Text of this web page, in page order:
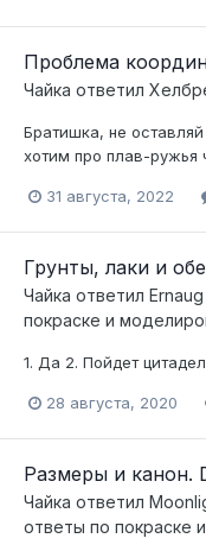
Проблема
Чайка ответил
Братишка, не
хотим про плав-ружья
31 августа, 2022
Грунты, лаки и
Чайка ответил Ernaug
покраске и
1. Да 2. Пойдет
28 августа, 2020
Размеры и канон.
Чайка ответил
ответы по покраске